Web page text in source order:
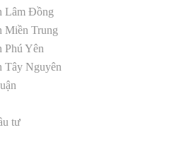
Lâm Đồng
Miền Trung
Phú Yên
Tây Nguyên
tư